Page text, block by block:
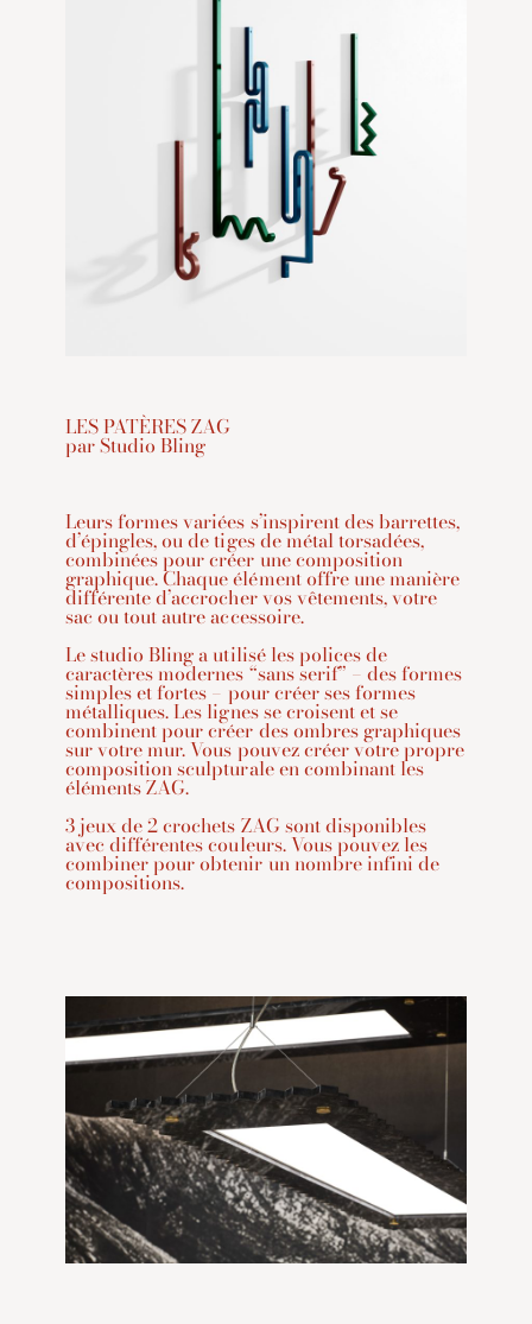
LES PATÈRES ZAG
par Studio Bling
Leurs formes variées s’inspirent des barrettes,
d’épingles, ou de tiges de métal torsadées,
combinées pour créer une composition
graphique. Chaque élément offre une manière
différente d’accrocher vos vêtements, votre
sac ou tout autre accessoire.
Le studio Bling a utilisé les polices de
caractères modernes “sans serif” – des formes
simples et fortes – pour créer ses formes
métalliques. Les lignes se croisent et se
combinent pour créer des ombres graphiques
sur votre mur. Vous pouvez créer votre propre
composition sculpturale en combinant les
éléments ZAG.
3 jeux de 2 crochets ZAG sont disponibles
avec différentes couleurs. Vous pouvez les
combiner pour obtenir un nombre infini de
compositions.